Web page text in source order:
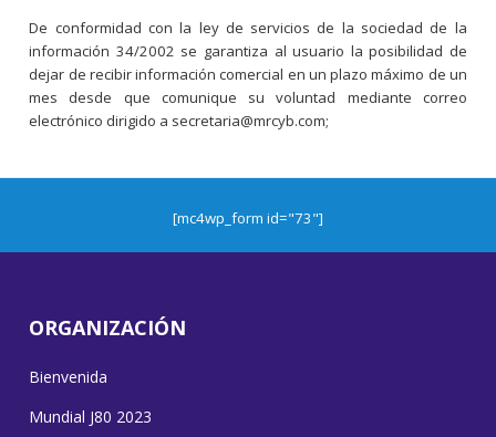
De conformidad con la ley de servicios de la sociedad de la
información 34/2002 se garantiza al usuario la posibilidad de
dejar de recibir información comercial en un plazo máximo de un
mes desde que comunique su voluntad mediante correo
electrónico dirigido a secretaria@mrcyb.com;
[mc4wp_form id="73"]
ORGANIZACIÓN
Bienvenida
Mundial J80 2023